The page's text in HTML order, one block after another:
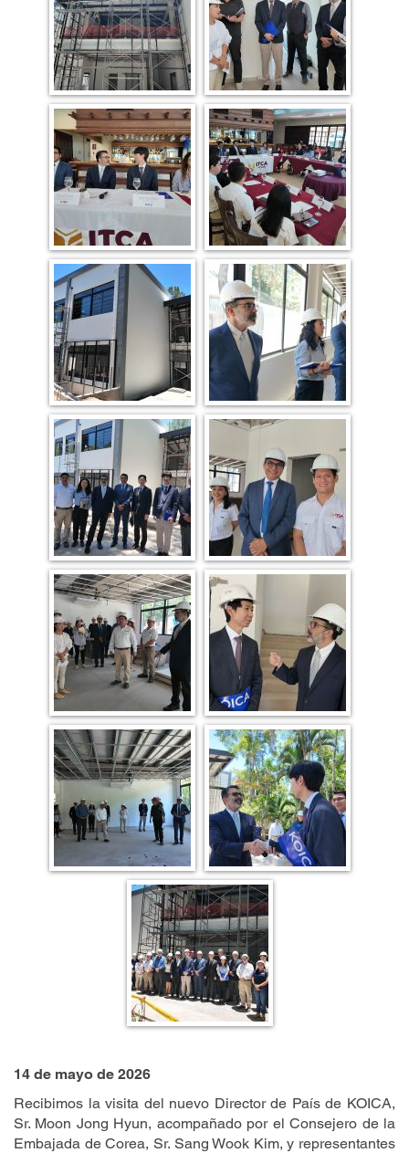
14 de mayo de 2026
Recibimos la visita del nuevo Director de País de KOICA,
Sr. Moon Jong Hyun, acompañado por el Consejero de la
Embajada de Corea, Sr. Sang Wook Kim, y representantes